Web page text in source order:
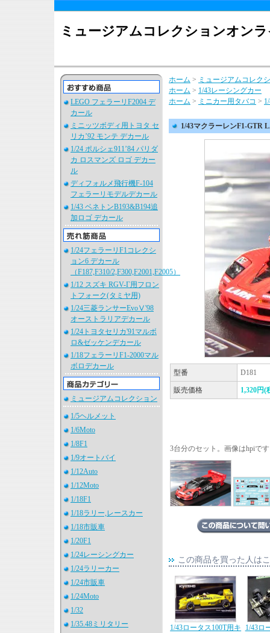
ミュージアムコレクションオン
LEGO フェラーリF2004 デ
カール
ミニッツボディ用トヨタ セ
リカ’92 モンテ デカール
1/24 ポルシェ911’84 パリダ
カ ロスマンズ ロゴ デカー
ル
ディフォルメ飛行機F-104
フェラーリモデルデカール
1/43 ベネトンB193&B194追
加ロゴ デカール
1/24フェラーリF1コレクシ
ョン6 デカール
（F187,F310/2,F300,F2001,F2005）
1/12 スズキ RGV-Γ用フロン
トフォーク(タミヤ用)
1/24三菱ランサーEvoⅤ'98
オーストラリアデカール
1/24トヨタセリカ'91マルボ
ロ&ゼッケンデカール
1/18フェラーリF1-2000マル
ボロデカール
ミュージアムコレクション
1/5ヘルメット
1/6Moto
1/8F1
1/9オートバイ
1/12Auto
1/12Moto
1/18F1
1/18ラリー,レースカー
1/18市販車
1/20F1
1/24レーシングカー
1/24ラリーカー
1/24市販車
1/24Moto
1/32
1/35.48ミリタリー
ホーム > ミュージアムコレク
ホーム > 1/43レーシングカー
ホーム > ミニカー用タバコ >
1/43マクラーレンF1-GTR
型番 D181
販売価格 1,320円(
3台分のセット。画像はhpiで
この商品を買った人は
1/43ロータス100T用キ
1/43ロ